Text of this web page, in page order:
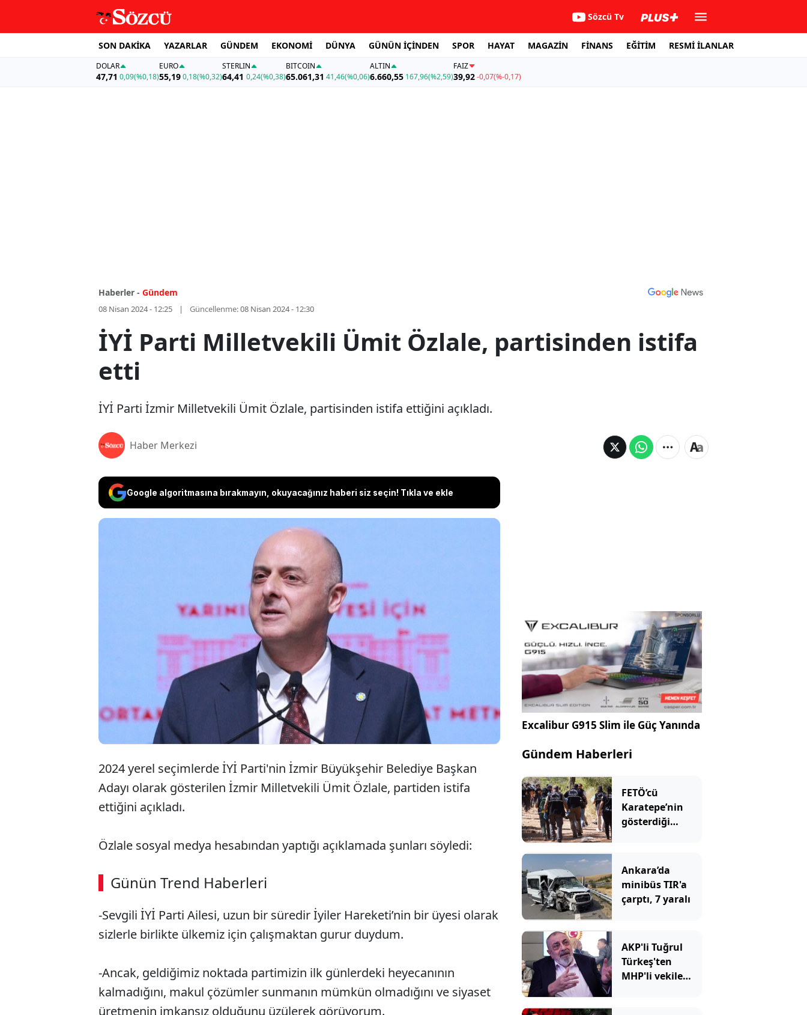
Sözcü Tv
SON DAKİKA YAZARLAR GÜNDEM EKONOMİ DÜNYA GÜNÜN İÇİNDEN SPOR HAYAT MAGAZİN FİNANS EĞİTİM RESMİ İLANLAR
DOLAR
47,71 0,09(%0,18)
EURO
55,19 0,18(%0,32)
STERLIN
64,41 0,24(%0,38)
BITCOIN
65.061,31 41,46(%0,06)
ALTIN
6.660,55 167,96(%2,59)
FAİZ
39,92-0,07(%-0,17)
Haberler - Gündem
08 Nisan 2024 - 12:25 Güncellenme:08 Nisan 2024 - 12:30
İYİ Parti Milletvekili Ümit Özlale, partisinden istifa
etti
İYİ Parti İzmir Milletvekili Ümit Özlale, partisinden istifa ettiğini açıkladı.
Haber Merkezi
Google algoritmasına bırakmayın, okuyacağınız haberi siz seçin! Tıkla ve ekle
İYİ Parti İzmir Milletvekili Ümit Özlale,
partisinden istifa ettiğini açıkladı.
2024 yerel seçimlerde İYİ Parti'nin İzmir Büyükşehir Belediye Başkan
Adayı olarak gösterilen İzmir Milletvekili Ümit Özlale, partiden istifa
ettiğini açıkladı.
Özlale sosyal medya hesabından yaptığı açıklamada şunları söyledi:
Günün Trend Haberleri
-Sevgili İYİ Parti Ailesi, uzun bir süredir İyiler Hareketi’nin bir üyesi olarak
sizlerle birlikte ülkemiz için çalışmaktan gurur duydum.
-Ancak, geldiğimiz noktada partimizin ilk günlerdeki heyecanının
kalmadığını, makul çözümler sunmanın mümkün olmadığını ve siyaset
üretmenin imkansız olduğunu üzülerek görüyorum.
Excalibur G915 Slim ile Güç Yanında
Gündem Haberleri
FETÖ’cü
Karatepe’nin
gösterdiği
açıklandı
Ankara’da
minibüs TIR'a
çarptı, 7 yaralı
AKP'li Tuğrul
Türkeş'ten
MHP'li vekile